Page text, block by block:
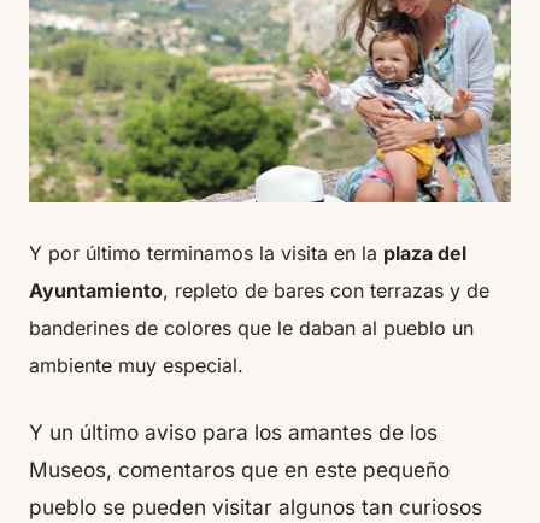
Y por último terminamos la visita en la plaza del
Ayuntamiento, repleto de bares con terrazas y de
banderines de colores que le daban al pueblo un
ambiente muy especial.
Y un último aviso para los amantes de los
Museos, comentaros que en este pequeño
pueblo se pueden visitar algunos tan curiosos